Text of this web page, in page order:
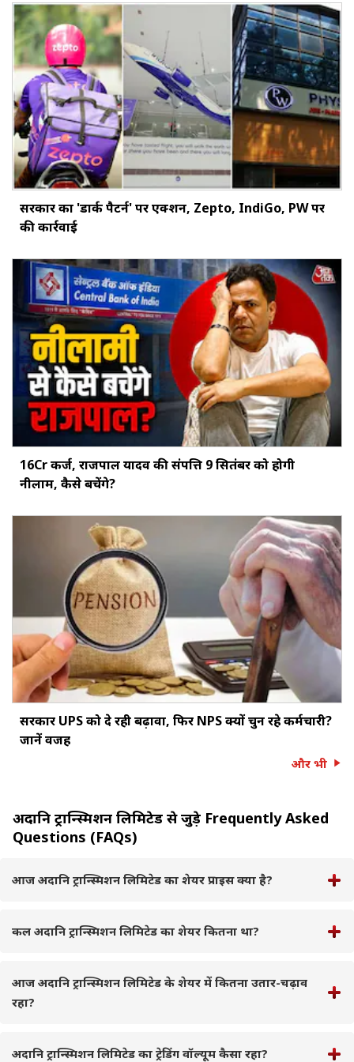
सरकार का 'डार्क पैटर्न' पर एक्शन, Zepto, IndiGo, PW पर
की कार्रवाई
16Cr कर्ज, राजपाल यादव की संपत्ति 9 सितंबर को होगी
नीलाम, कैसे बचेंगे?
सरकार UPS को दे रही बढ़ावा, फिर NPS क्यों चुन रहे कर्मचारी?
जानें वजह
और भी
अदानि ट्रान्स्मिशन लिमिटेड से जुड़े Frequently Asked
Questions (FAQs)
आज अदानि ट्रान्स्मिशन लिमिटेड का शेयर प्राइस क्या है?
कल अदानि ट्रान्स्मिशन लिमिटेड का शेयर कितना था?
आज अदानि ट्रान्स्मिशन लिमिटेड के शेयर में कितना उतार-चढ़ाव
रहा?
अदानि ट्रान्स्मिशन लिमिटेड का ट्रेडिंग वॉल्यूम कैसा रहा?